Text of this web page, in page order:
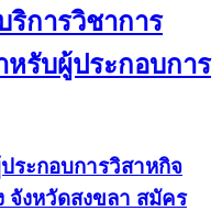
ริการวิชาการ
รับผู้ประกอบการ
ระกอบการวิสาหกิจ
จังหวัดสงขลา สมัคร